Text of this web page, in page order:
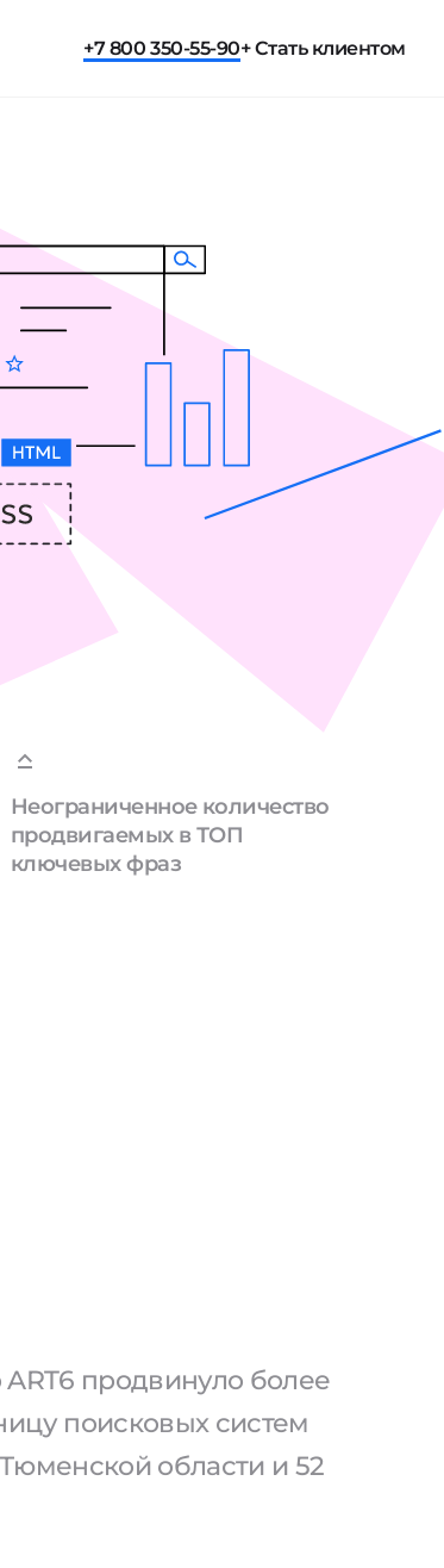
+7 800 350-55-90+ Стать клиентом
Неограниченное количество
продвигаемых в ТОП
ключевых фраз
ART6 продвинуло более
поисковых систем
области и 52